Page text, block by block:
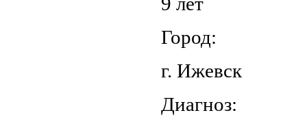
Город:
г. Ижевск
Диагноз: